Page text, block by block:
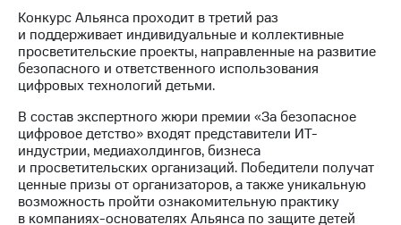
Новости
в
регионе
и акционерам
Корпоративное
управление
Корпоративный
секретарь
Раскрытие
информации
Информация
Конкурс Альянса проходит в третий раз
и поддерживает индивидуальные и коллективные
просветительские проекты, направленные на развитие
безопасного и ответственного использования
цифровых технологий детьми.
В состав экспертного жюри премии «За безопасное
цифровое детство» входят представители ИТ-
индустрии, медиахолдингов, бизнеса
и просветительских организаций. Победители получат
ценные призы от организаторов, а также уникальную
возможность пройти ознакомительную практику
в компаниях-основателях Альянса по защите детей